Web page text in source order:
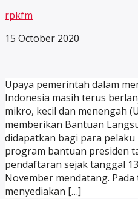
rpkfm
15 October 2020
Upaya pemerintah dalam
Indonesia masih terus
mikro, kecil dan menengah
memberikan Bantuan
didapatkan bagi para
program bantuan presiden
pendaftaran sejak tanggal
November mendatang.
menyediakan […]